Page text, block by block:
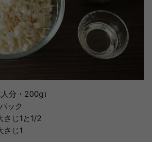
分・200g）
ック
じ1と1/2
じ1